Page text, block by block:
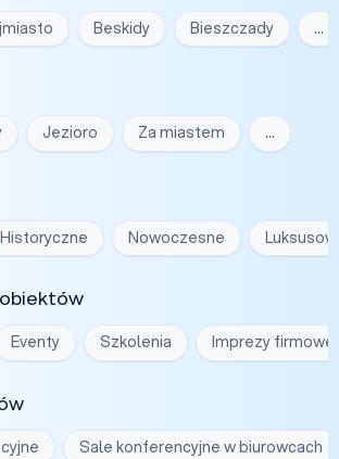
Beskidy Bieszczady …
Jezioro Za miastem …
Historyczne Nowoczesne
Eventy Szkolenia Imprezy firmowe
Sale konferencyjne w biurowcach